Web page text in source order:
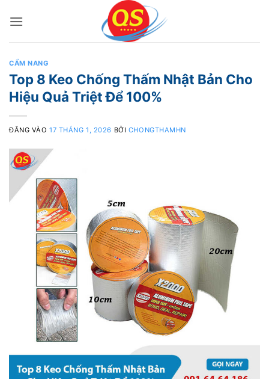
qua
CẨM NANG
Top 8 Keo Chống Thấm Nhật Bản Cho
Hiệu Quả Triệt Để 100%
ĐĂNG VÀO17 THÁNG 1, 2026 BỞI CHONGTHAMHN